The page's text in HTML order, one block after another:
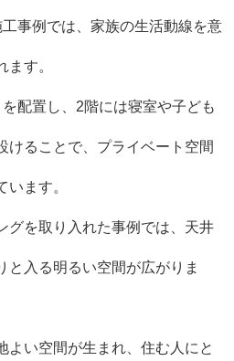
事例では、家族の生活動線を意
ます。
配置し、2階には寝室や子ども
けることで、プライベート空間
います。
グを取り入れた事例では、天井
と入る明るい空間が広がりま
よい空間が生まれ、住む人にと